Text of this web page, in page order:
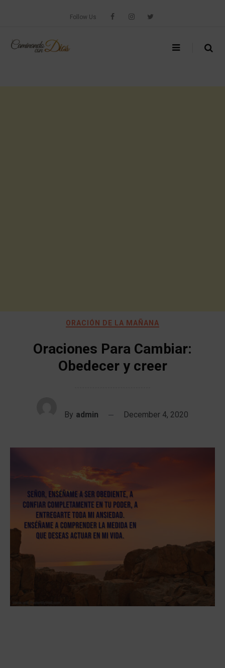
Follow Us
ORACIÓN DE LA MAÑANA
Oraciones Para Cambiar:
Obedecer y creer
By admin December 4, 2020